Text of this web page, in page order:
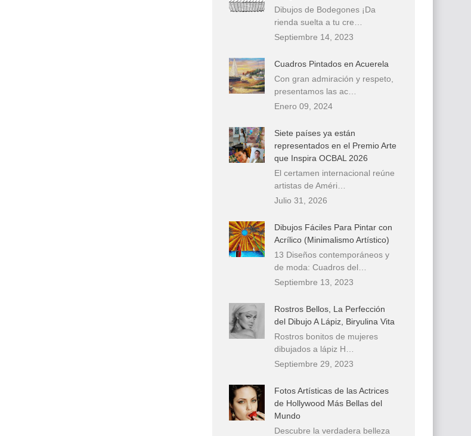
Dibujos de Bodegones ¡Da
rienda suelta a tu cre…
Septiembre 14, 2023
Cuadros Pintados en Acuerela
Con gran admiración y respeto,
presentamos las ac…
Enero 09, 2024
Siete países ya están
representados en el Premio Arte
que Inspira OCBAL 2026
El certamen internacional reúne
artistas de Améri…
Julio 31, 2026
Dibujos Fáciles Para Pintar con
Acrílico (Minimalismo Artístico)
13 Diseños contemporáneos y
de moda: Cuadros del…
Septiembre 13, 2023
Rostros Bellos, La Perfección
del Dibujo A Lápiz, Biryulina Vita
Rostros bonitos de mujeres
dibujados a lápiz H…
Septiembre 29, 2023
Fotos Artísticas de las Actrices
de Hollywood Más Bellas del
Mundo
Descubre la verdadera belleza